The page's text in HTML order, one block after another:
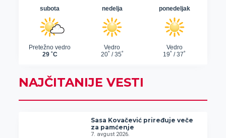
NAJČITANIJE VESTI
Sasa Kovačević priređuje veče
za pamćenje
7. avgust 2026.